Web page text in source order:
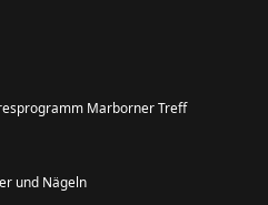
Marborner Treff
und Nägeln